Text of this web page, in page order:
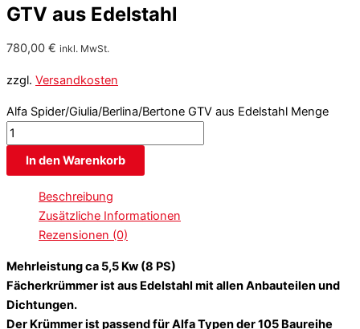
GTV aus Edelstahl
780,00 € inkl. MwSt.
zzgl. Versandkosten
Alfa Spider/Giulia/Berlina/Bertone GTV aus Edelstahl Menge
In den Warenkorb
Beschreibung
Zusätzliche Informationen
Rezensionen (0)
Mehrleistung ca 5,5 Kw (8 PS)
Fächerkrümmer ist aus Edelstahl mit allen Anbauteilen und
Dichtungen.
Der Krümmer ist passend für Alfa Typen der 105 Baureihe